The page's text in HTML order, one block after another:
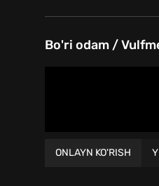
Bo'ri odam /
ONLAYN KO'RISH